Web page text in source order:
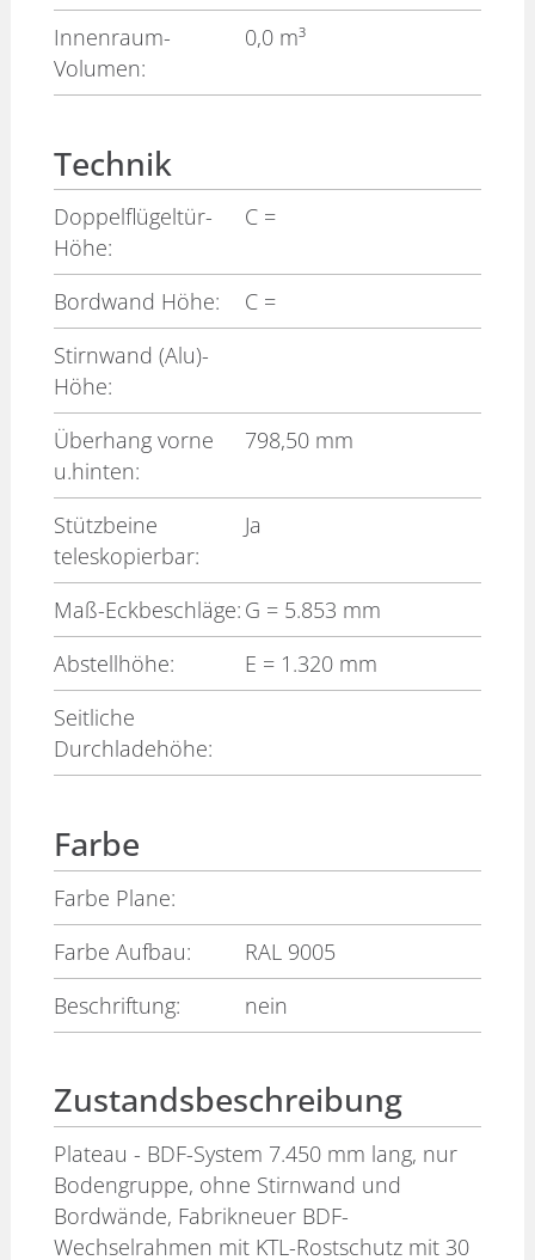
Innenraum-
Volumen:
0,0 m³
Technik
Doppelflügeltür-
Höhe:
C =
Bordwand Höhe: C =
Stirnwand (Alu)-
Höhe:
Überhang vorne
u.hinten:
798,50 mm
Stützbeine
teleskopierbar:
Ja
Maß-Eckbeschläge: G = 5.853 mm
Abstellhöhe:
E = 1.320 mm
Seitliche
Durchladehöhe:
Farbe
Farbe Plane:
Farbe Aufbau:
RAL 9005
Beschriftung:
nein
Zustandsbeschreibung
Plateau - BDF-System 7.450 mm lang, nur
Bodengruppe, ohne Stirnwand und
Bordwände, Fabrikneuer BDF-
Wechselrahmen mit KTL-Rostschutz mit 30